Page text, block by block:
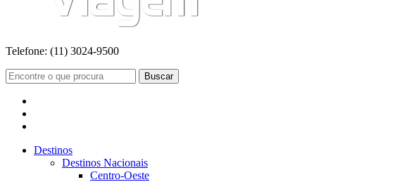
Telefone: (11) 3024-9500
Buscar
Destinos
Destinos Nacionais
Centro-Oeste